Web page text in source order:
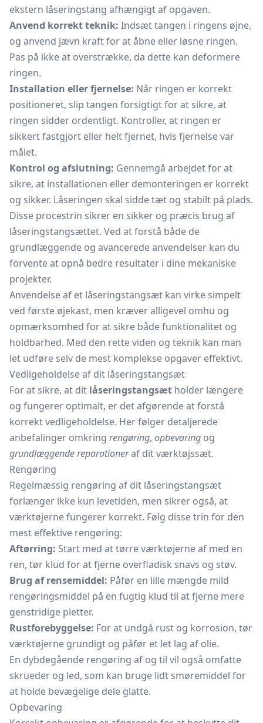
ekstern låseringstang afhængigt af opgaven.
Anvend korrekt teknik: Indsæt tangen i ringens øjne,
og anvend jævn kraft for at åbne eller løsne ringen.
Pas på ikke at overstrække, da dette kan deformere
ringen.
Installation eller fjernelse: Når ringen er korrekt
positioneret, slip tangen forsigtigt for at sikre, at
ringen sidder ordentligt. Kontroller, at ringen er
sikkert fastgjort eller helt fjernet, hvis fjernelse var
målet.
Kontrol og afslutning: Gennemgå arbejdet for at
sikre, at installationen eller demonteringen er korrekt
og sikker. Låseringen skal sidde tæt og stabilt på plads.
Disse procestrin sikrer en sikker og præcis brug af
låseringstangsættet. Ved at forstå både de
grundlæggende og avancerede anvendelser kan du
forvente at opnå bedre resultater i dine mekaniske
projekter.
Anvendelse af et låseringstangsæt kan virke simpelt
ved første øjekast, men kræver alligevel omhu og
opmærksomhed for at sikre både funktionalitet og
holdbarhed. Med den rette viden og teknik kan man
let udføre selv de mest komplekse opgaver effektivt.
Vedligeholdelse af dit låseringstangsæt
For at sikre, at dit låseringstangsæt holder længere
og fungerer optimalt, er det afgørende at forstå
korrekt vedligeholdelse. Her følger detaljerede
anbefalinger omkring rengøring, opbevaring og
grundlæggende reparationeraf dit værktøjssæt.
Rengøring
Regelmæssig rengøring af dit låseringstangsæt
forlænger ikke kun levetiden, men sikrer også, at
værktøjerne fungerer korrekt. Følg disse trin for den
mest effektive rengøring:
Aftørring: Start med at tørre værktøjerne af med en
ren, tør klud for at fjerne overfladisk snavs og støv.
Brug af rensemiddel: Påfør en lille mængde mild
rengøringsmiddel på en fugtig klud til at fjerne mere
genstridige pletter.
Rustforebyggelse: For at undgå rust og korrosion, tør
værktøjerne grundigt og påfør et let lag af olie.
En dybdegående rengøring af og til vil også omfatte
skrueder og led, som kan bruge lidt smøremiddel for
at holde bevægelige dele glatte.
Opbevaring